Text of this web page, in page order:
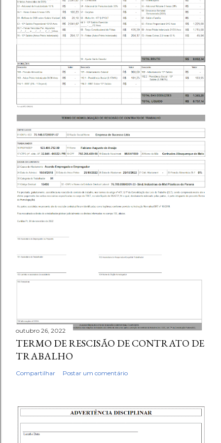
outubro 26, 2022
TERMO DE RESCISÃO DE CONTRATO DE
TRABALHO
Compartilhar Postar um comentário